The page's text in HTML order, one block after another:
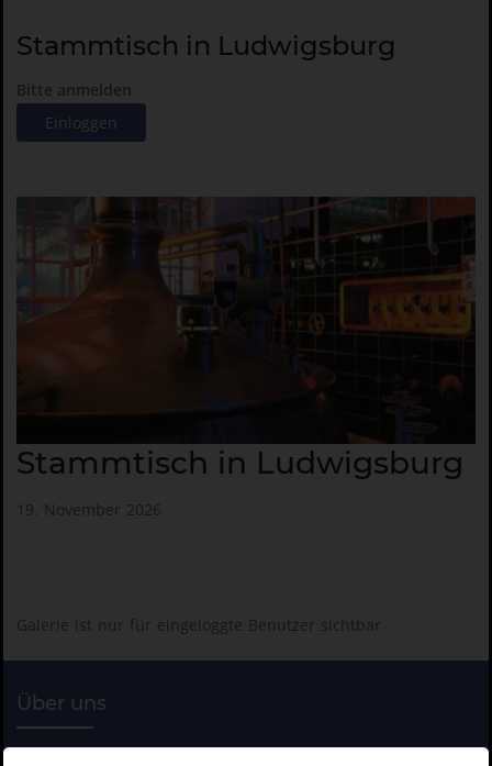
Stammtisch in Ludwigsburg
Bitte anmelden
Einloggen
Stammtisch in Ludwigsburg
19. November 2026
Galerie ist nur für eingeloggte Benutzer sichtbar
Über uns